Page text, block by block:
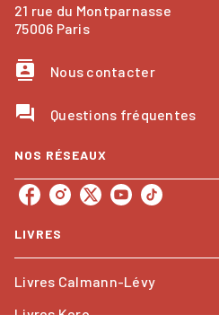
21 rue du Montparnasse
75006 Paris
contacts Nous contacter
question_answer Questions fréquentes
NOS RÉSEAUX
LIVRES
Livres Calmann-Lévy
Livres Kero